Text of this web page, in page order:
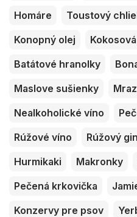
Homáre
Toustový
Konopný olej
Batátové hranolky
Maslove sušienky
Nealkoholické víno
Rúžové víno
Rúžový gin
Hurmikaki
Makronky
Pečená krkovička
Konzervy pre psov